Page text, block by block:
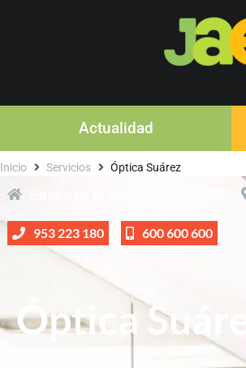
Actualidad
Inicio Servicios Óptica Suárez
Óptica Suárez
953 223 180 600 600 600